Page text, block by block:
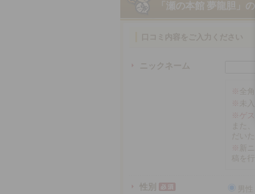
「瀬の本館 夢龍胆」
ニックネーム
※ 全
※
※ゲス
また
だい
※ 新
稿を
性別 男性